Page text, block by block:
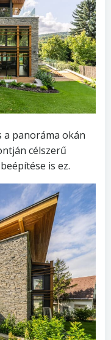
a panoráma okán
célszerű
is ez.